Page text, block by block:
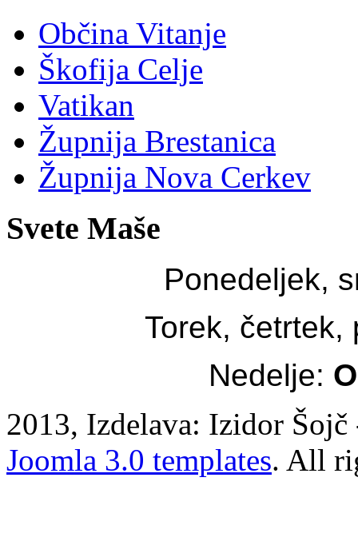
Občina Vitanje
Škofija Celje
Vatikan
Župnija Brestanica
Župnija Nova Cerkev
Svete Maše
Ponedeljek,
Torek,
Nedelje:
2013, Izdelava: Izidor
Joomla 3.0 templates. All